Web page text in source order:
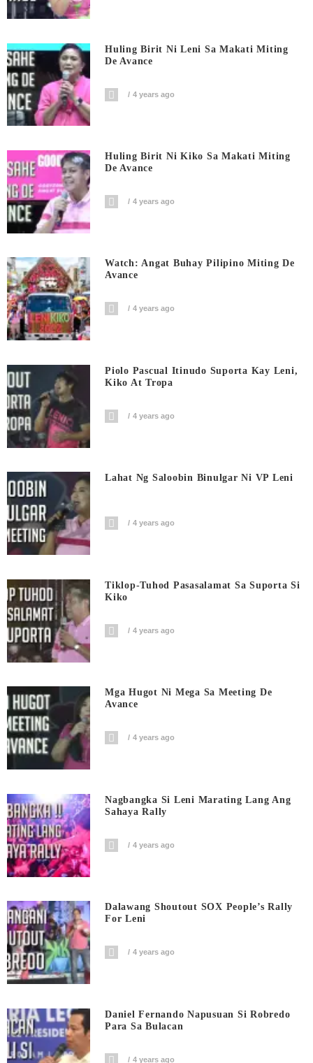
Huling Birit Ni Leni Sa Makati Miting
De Avance
4 years ago
Huling Birit Ni Kiko Sa Makati Miting
De Avance
4 years ago
Watch: Angat Buhay Pilipino Miting De
Avance
4 years ago
Piolo Pascual Itinudo Suporta Kay Leni,
Kiko At Tropa
4 years ago
Lahat Ng Saloobin Binulgar Ni VP Leni
4 years ago
Tiklop-Tuhod Pasasalamat Sa Suporta Si
Kiko
4 years ago
Mga Hugot Ni Mega Sa Meeting De
Avance
4 years ago
Nagbangka Si Leni Marating Lang Ang
Sahaya Rally
4 years ago
Dalawang Shoutout SOX People’s Rally
For Leni
4 years ago
Daniel Fernando Napusuan Si Robredo
Para Sa Bulacan
4 years ago